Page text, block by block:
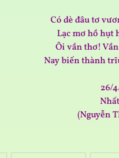
Có dè đâu tơ
Lạc mơ hồ hụt
Ôi vần thơ!
Nay biến thành
26/
(Nguyễn